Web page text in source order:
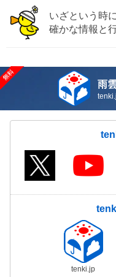
いざという時
確かな情報と
雨
tenki.jp